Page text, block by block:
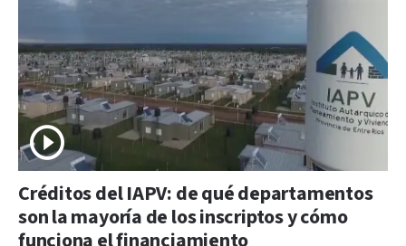
Créditos del IAPV: de qué departamentos
son la mayoría de los inscriptos y cómo
funciona el financiamiento